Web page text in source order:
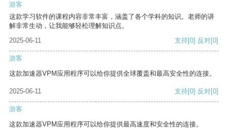
游客
这款学习软件的课程内容非常丰富，涵盖了各个学科的知识。老师的讲
解非常生动，让我能够轻松理解知识点。
2025-06-11
支持[0] 反对[0]
游客
这款加速器VPM应用程序可以给你提供全球覆盖和最高安全性的连接。
2025-06-11 支持[0] 反对[0]
游客
这款加速器VPM应用程序可以给你提供最高速度和安全性的连接。